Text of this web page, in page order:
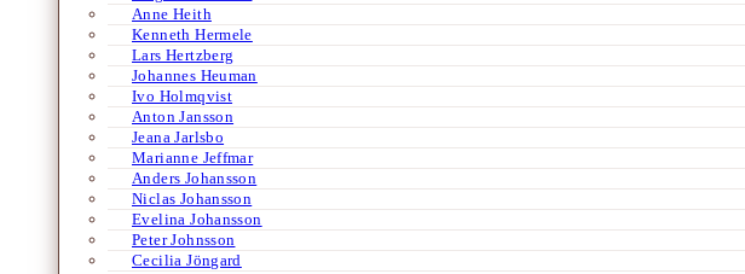
Anne Heith
Kenneth Hermele
Lars Hertzberg
Johannes Heuman
Ivo Holmqvist
Anton Jansson
Jeana Jarlsbo
Marianne Jeffmar
Anders Johansson
Niclas Johansson
Evelina Johansson
Peter Johnsson
Cecilia Jöngard